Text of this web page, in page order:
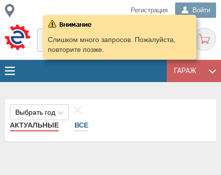
Регистрация Войти
ГАРАЖ
Слишком много запросов. Пожалуйста,
повторите позже.
Выбрать год
АКТУАЛЬНЫЕ
ВСЕ